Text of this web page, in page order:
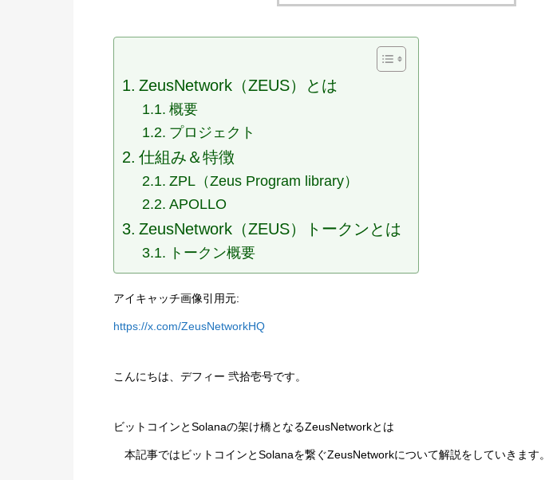
ZeusNetwork（ZEUS）とは
概要
プロジェクト
仕組み＆特徴
ZPL（Zeus Program library）
APOLLO
ZeusNetwork（ZEUS）トークンとは
トークン概要
アイキャッチ画像引用元:
https://x.com/ZeusNetworkHQ
こんにちは、デフィー 弐拾壱号です。
ビットコインとSolanaの架け橋となるZeusNetworkとは
本記事ではビットコインとSolanaを繋ぐZeusNetworkについて解説をしていきます。